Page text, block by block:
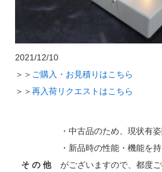
2021/12/10
＞＞ ご購入・お見積りはこちら
＞＞再入荷リクエストはこちら
そ の 他
・中古品のため、現状有
・新品時の性能・機能を
がございますので、都度ご